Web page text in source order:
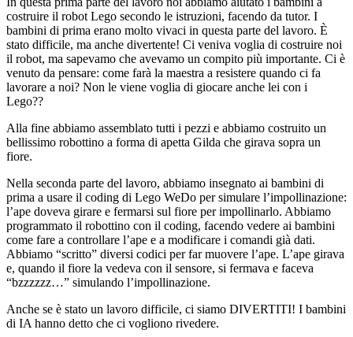
costruire il robot Lego secondo le istruzioni, facendo da tutor. I
bambini di prima erano molto vivaci in questa parte del lavoro. È
stato difficile, ma anche divertente! Ci veniva voglia di costruire noi
il robot, ma sapevamo che avevamo un compito più importante. Ci è
venuto da pensare: come farà la maestra a resistere quando ci fa
lavorare a noi? Non le viene voglia di giocare anche lei con i
Lego??
Alla fine abbiamo assemblato tutti i pezzi e abbiamo costruito un
bellissimo robottino a forma di apetta Gilda che girava sopra un
fiore.
Nella seconda parte del lavoro, abbiamo insegnato ai bambini di
prima a usare il coding di Lego WeDo per simulare l’impollinazione:
l’ape doveva girare e fermarsi sul fiore per impollinarlo. Abbiamo
programmato il robottino con il coding, facendo vedere ai bambini
come fare a controllare l’ape e a modificare i comandi già dati.
Abbiamo “scritto” diversi codici per far muovere l’ape. L’ape girava
e, quando il fiore la vedeva con il sensore, si fermava e faceva
“bzzzzzz…” simulando l’impollinazione.
Anche se è stato un lavoro difficile, ci siamo DIVERTITI! I bambini
di IA hanno detto che ci vogliono rivedere.